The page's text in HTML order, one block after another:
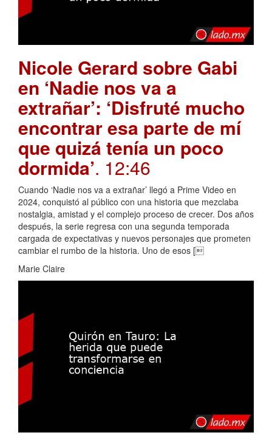
Nicole Gerard sobre Gabi
en ‘Nadie nos va a
extrañar’: ‘Disfruté mucho
encontrar esa parte de mí
que quizá tenía un poco
dormida’. 12:46
Cuando ‘Nadie nos va a extrañar’ llegó a Prime Video en
2024, conquistó al público con una historia que mezclaba
nostalgia, amistad y el complejo proceso de crecer. Dos años
después, la serie regresa con una segunda temporada
cargada de expectativas y nuevos personajes que prometen
cambiar el rumbo de la historia. Uno de esos [
Marie Claire